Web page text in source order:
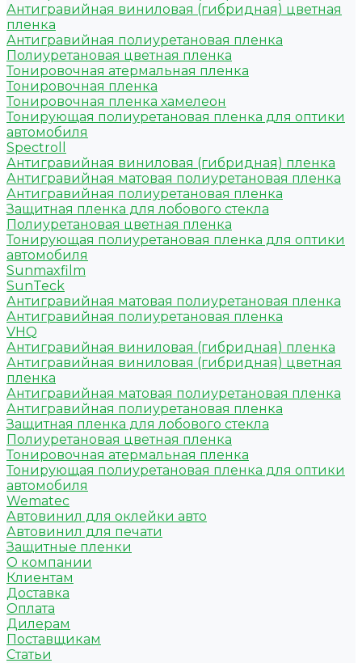
Антигравийная виниловая (гибридная) цветная
пленка
Антигравийная полиуретановая пленка
Полиуретановая цветная пленка
Тонировочная атермальная пленка
Тонировочная пленка
Тонировочная пленка хамелеон
Тонирующая полиуретановая пленка для оптики
автомобиля
Spectroll
Антигравийная виниловая (гибридная) пленка
Антигравийная матовая полиуретановая пленка
Антигравийная полиуретановая пленка
Защитная пленка для лобового стекла
Полиуретановая цветная пленка
Тонирующая полиуретановая пленка для оптики
автомобиля
Sunmaxfilm
SunTeck
Антигравийная матовая полиуретановая пленка
Антигравийная полиуретановая пленка
VHQ
Антигравийная виниловая (гибридная) пленка
Антигравийная виниловая (гибридная) цветная
пленка
Антигравийная матовая полиуретановая пленка
Антигравийная полиуретановая пленка
Защитная пленка для лобового стекла
Полиуретановая цветная пленка
Тонировочная атермальная пленка
Тонирующая полиуретановая пленка для оптики
автомобиля
Wematec
Автовинил для оклейки авто
Автовинил для печати
Защитные пленки
О компании
Клиентам
Доставка
Оплата
Дилерам
Поставщикам
Статьи